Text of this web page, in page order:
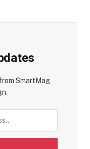
SmartMag